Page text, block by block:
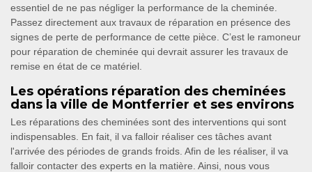
essentiel de ne pas négliger la performance de la cheminée.
Passez directement aux travaux de réparation en présence des
signes de perte de performance de cette pièce. C’est le ramoneur
pour réparation de cheminée qui devrait assurer les travaux de
remise en état de ce matériel.
Les opérations réparation des cheminées
dans la ville de Montferrier et ses environs
Les réparations des cheminées sont des interventions qui sont
indispensables. En fait, il va falloir réaliser ces tâches avant
l'arrivée des périodes de grands froids. Afin de les réaliser, il va
falloir contacter des experts en la matière. Ainsi, nous vous